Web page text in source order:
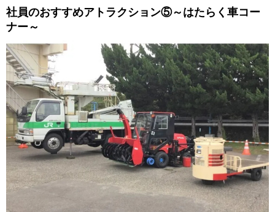
社員のおすすめアトラクション⑤～はたらく車コー
ナー～